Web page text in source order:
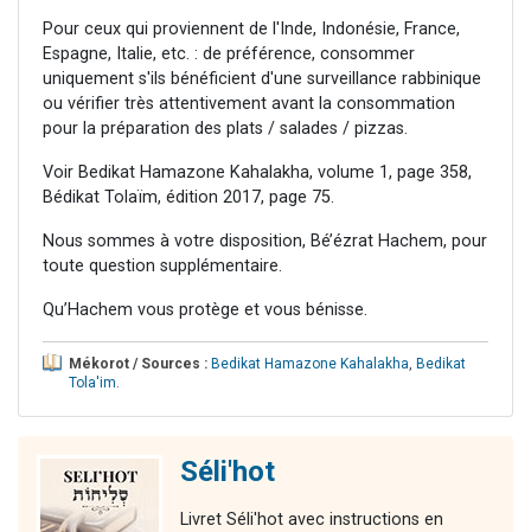
Pour ceux qui proviennent de l'Inde, Indonésie, France,
Espagne, Italie, etc. : de préférence, consommer
uniquement s'ils bénéficient d'une surveillance rabbinique
ou vérifier très attentivement avant la consommation
pour la préparation des plats / salades / pizzas.
Voir Bedikat Hamazone Kahalakha, volume 1, page 358,
Bédikat Tolaïm, édition 2017, page 75.
Nous sommes à votre disposition, Bé’ézrat Hachem, pour
toute question supplémentaire.
Qu’Hachem vous protège et vous bénisse.
Mékorot / Sources : Bedikat Hamazone Kahalakha, Bedikat
Tola'im.
Séli'hot
Livret Séli'hot avec instructions en